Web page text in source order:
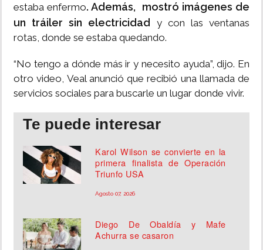
estaba enfermo. Además, mostró imágenes de
un tráiler sin electricidad y con las ventanas
rotas, donde se estaba quedando.
“No tengo a dónde más ir y necesito ayuda”, dijo. En
otro video, Veal anunció que recibió una llamada de
servicios sociales para buscarle un lugar donde vivir.
Te puede interesar
Karol Wilson se convierte en la
primera finalista de Operación
Triunfo USA
Agosto 07, 2026
Diego De Obaldía y Mafe
Achurra se casaron